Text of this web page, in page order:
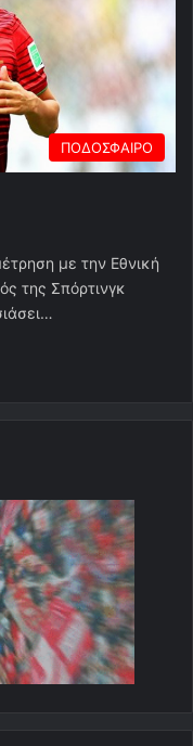
ΠΟΔΟΣΦΑΙΡΟ
με την Εθνική
της Σπόρτινγκ